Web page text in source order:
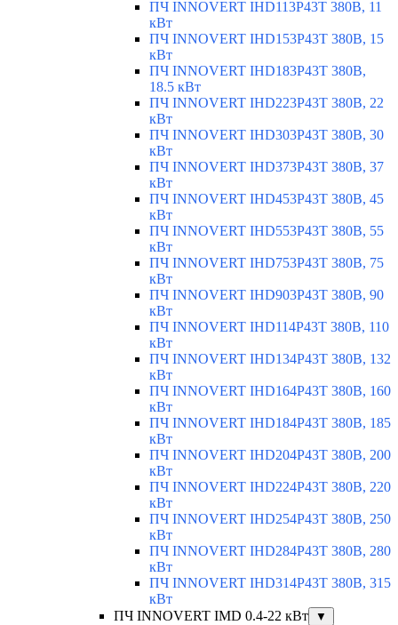
ПЧ INNOVERT IHD113P43T 380В, 11
кВт
ПЧ INNOVERT IHD153P43T 380В, 15
кВт
ПЧ INNOVERT IHD183P43T 380В,
18.5 кВт
ПЧ INNOVERT IHD223P43T 380В, 22
кВт
ПЧ INNOVERT IHD303P43T 380В, 30
кВт
ПЧ INNOVERT IHD373P43T 380В, 37
кВт
ПЧ INNOVERT IHD453P43T 380В, 45
кВт
ПЧ INNOVERT IHD553P43T 380В, 55
кВт
ПЧ INNOVERT IHD753P43T 380В, 75
кВт
ПЧ INNOVERT IHD903P43T 380В, 90
кВт
ПЧ INNOVERT IHD114P43T 380В, 110
кВт
ПЧ INNOVERT IHD134P43T 380В, 132
кВт
ПЧ INNOVERT IHD164P43T 380В, 160
кВт
ПЧ INNOVERT IHD184P43T 380В, 185
кВт
ПЧ INNOVERT IHD204P43T 380В, 200
кВт
ПЧ INNOVERT IHD224P43T 380В, 220
кВт
ПЧ INNOVERT IHD254P43T 380В, 250
кВт
ПЧ INNOVERT IHD284P43T 380В, 280
кВт
ПЧ INNOVERT IHD314P43T 380В, 315
кВт
ПЧ INNOVERT IMD 0.4-22 кВт
▼